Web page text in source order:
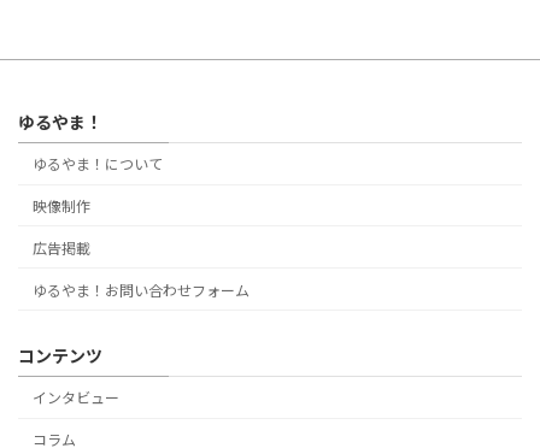
ゆるやま！
ゆるやま！について
映像制作
広告掲載
ゆるやま！お問い合わせフォーム
コンテンツ
インタビュー
コラム